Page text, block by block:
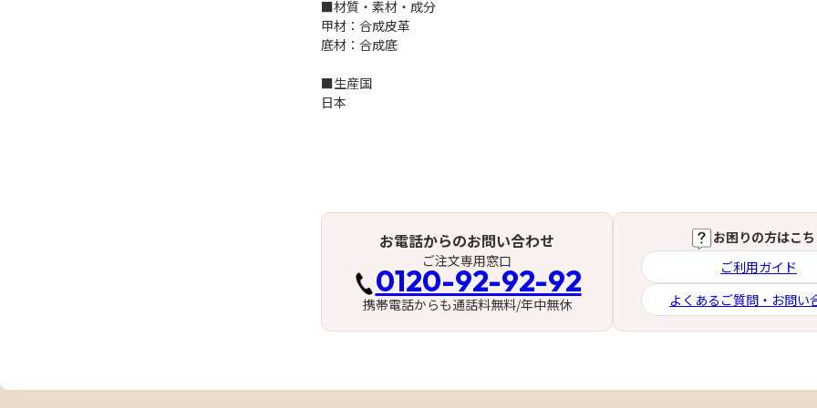
■材質・素材・成分
甲材：合成皮革
底材：合成底
■生産国
日本
お電話からのお問い合わせ
ご注文専用窓口
0120-92-92-92
携帯電話からも通話料無料/年中無休
お困りの方はこち
ご利用ガイド
よくあるご質問・お問い